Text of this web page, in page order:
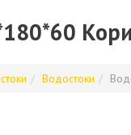
Водостоки